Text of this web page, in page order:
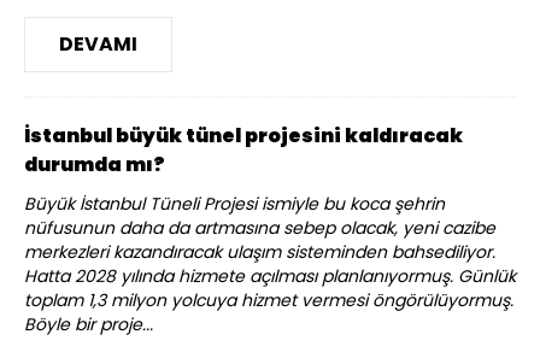
DEVAMI
İstanbul büyük tünel projesini kaldıracak
durumda mı?
Büyük İstanbul Tüneli Projesi ismiyle bu koca şehrin
nüfusunun daha da artmasına sebep olacak, yeni cazibe
merkezleri kazandıracak ulaşım sisteminden bahsediliyor.
Hatta 2028 yılında hizmete açılması planlanıyormuş. Günlük
toplam 1,3 milyon yolcuya hizmet vermesi öngörülüyormuş.
Böyle bir proje...